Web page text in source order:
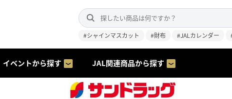
#シャインマスカット #財布 #JALカレンダー
イベントから探す JAL関連商品から探す